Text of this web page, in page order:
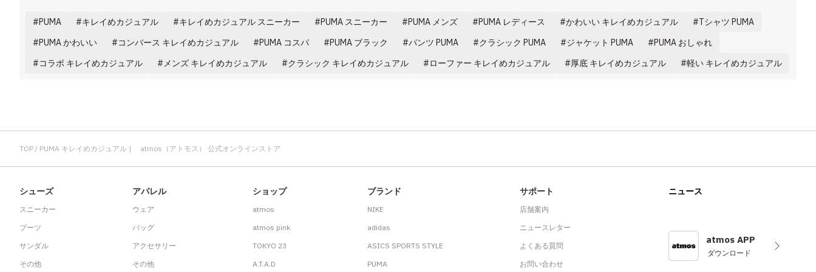
PUMA キレイめカジュアル キレイめカジュアル スニーカー PUMA スニーカー PUMA メンズ PUMA レディース かわいい キレイめカジュアル
Tシャツ PUMA
PUMA かわいい
コンバース キレイめカジュアル PUMA コスパ PUMA ブラック パンツ PUMA クラシック PUMA ジャケット PUMA
PUMA おしゃれ
コラボ キレイめカジュアル
メンズ キレイめカジュアル クラシック キレイめカジュアル ローファー キレイめカジュアル 厚底 キレイめカジュアル 軽い キレイめカジュアル
TOP PUMA キレイめカジュアル | atmos（アトモス） 公式オンラインストア
シューズ
スニーカー
ブーツ
サンダル
その他
アパレル
ウェア
バッグ
アクセサリー
その他
ショップ
atmos
atmos pink
TOKYO 23
A.T.A.D
ブランド
NIKE
adidas
ASICS SPORTS STYLE
PUMA
サポート
店舗案内
ニュースレター
よくある質問
お問い合わせ
ニュース
atmos APP
ダウンロード